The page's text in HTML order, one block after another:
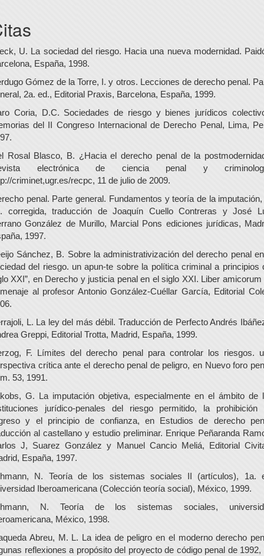
U. La sociedad del riesgo. Hacia una nueva modernidad.
España, 1998.
Gómez de la Torre, I. y otros. Lecciones de derecho penal.
2a. ed., Editorial Praxis, Barcelona, España, 1999.
Coria, D.C. Sociedades de riesgo y bienes jurídicos
del II Congreso Internacional de Derecho Penal, Lima,
Rosal Blasco, B. ¿Hacia el derecho penal de la
electrónica de ciencia penal y
criminet,ugr.es/recpc, 11 de julio de 2009.
penal. Parte general. Fundamentos y teoría de la imputación,
corregida, traducción de Joaquín Cuello Contreras y José
González de Murillo, Marcial Pons ediciones jurídicas,
1997.
Sánchez, B. Sobre la administrativización del derecho penal
del riesgo. un apun-te sobre la política criminal a principios
XXI”, en Derecho y justicia penal en el siglo XXI. Liber amicorum
al profesor Antonio González-Cuéllar García, Editorial
L. La ley del más débil. Traducción de Perfecto Andrés
Greppi, Editorial Trotta, Madrid, España, 1999.
F. Límites del derecho penal para controlar los riesgos.
crítica ante el derecho penal de peligro, en Nuevo foro
53, 1991.
G. La imputación objetiva, especialmente en el ámbito de
jurídico-penales del riesgo permitido, la prohibición
y el principio de confianza, en Estudios de derecho
al castellano y estudio preliminar. Enrique Peñaranda
J, Suarez González y Manuel Cancio Meliá, Editorial
España, 1997.
N. Teoría de los sistemas sociales II (artículos), 1a.
Iberoamericana (Colección teoría social), México, 1999.
N. Teoría de los sistemas sociales,
México, 1998.
Abreu, M. L. La idea de peligro en el moderno derecho
reflexiones a propósito del proyecto de código penal de 1992,